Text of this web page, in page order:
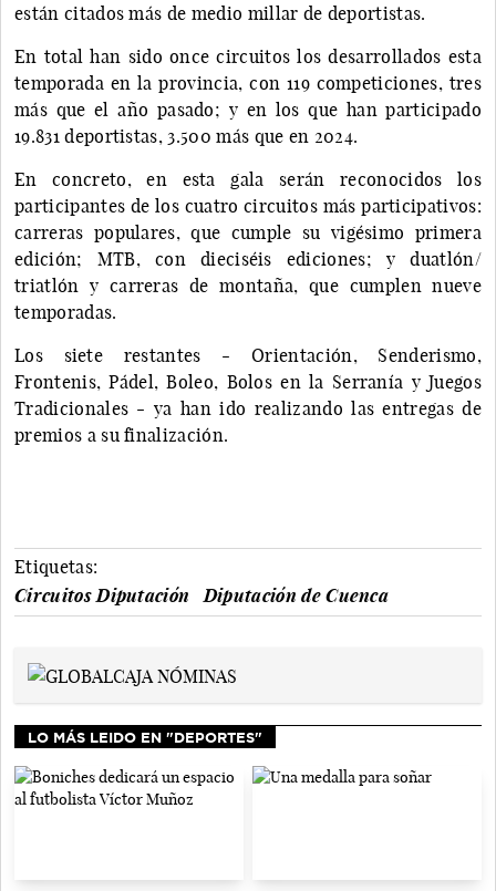
están citados más de medio millar de deportistas.
En total han sido once circuitos los desarrollados esta
temporada en la provincia, con 119 competiciones, tres
más que el año pasado; y en los que han participado
19.831 deportistas, 3.500 más que en 2024.
En concreto, en esta gala serán reconocidos los
participantes de los cuatro circuitos más participativos:
carreras populares, que cumple su vigésimo primera
edición; MTB, con dieciséis ediciones; y duatlón/
triatlón y carreras de montaña, que cumplen nueve
temporadas.
Los siete restantes - Orientación, Senderismo,
Frontenis, Pádel, Boleo, Bolos en la Serranía y Juegos
Tradicionales - ya han ido realizando las entregas de
premios a su finalización.
Etiquetas:
Circuitos Diputación
Diputación de Cuenca
LO MÁS LEIDO EN "DEPORTES"